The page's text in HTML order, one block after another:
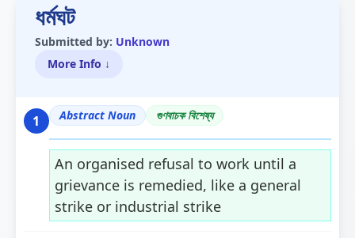
ধৰ্মঘট
Submitted by: Unknown
More Info ↓
1 Abstract Noun গুণবাচক বিশেষ্য
An organised refusal to work until a
grievance is remedied, like a general
strike or industrial strike